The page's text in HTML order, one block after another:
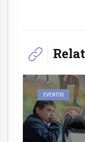
EVENTOS